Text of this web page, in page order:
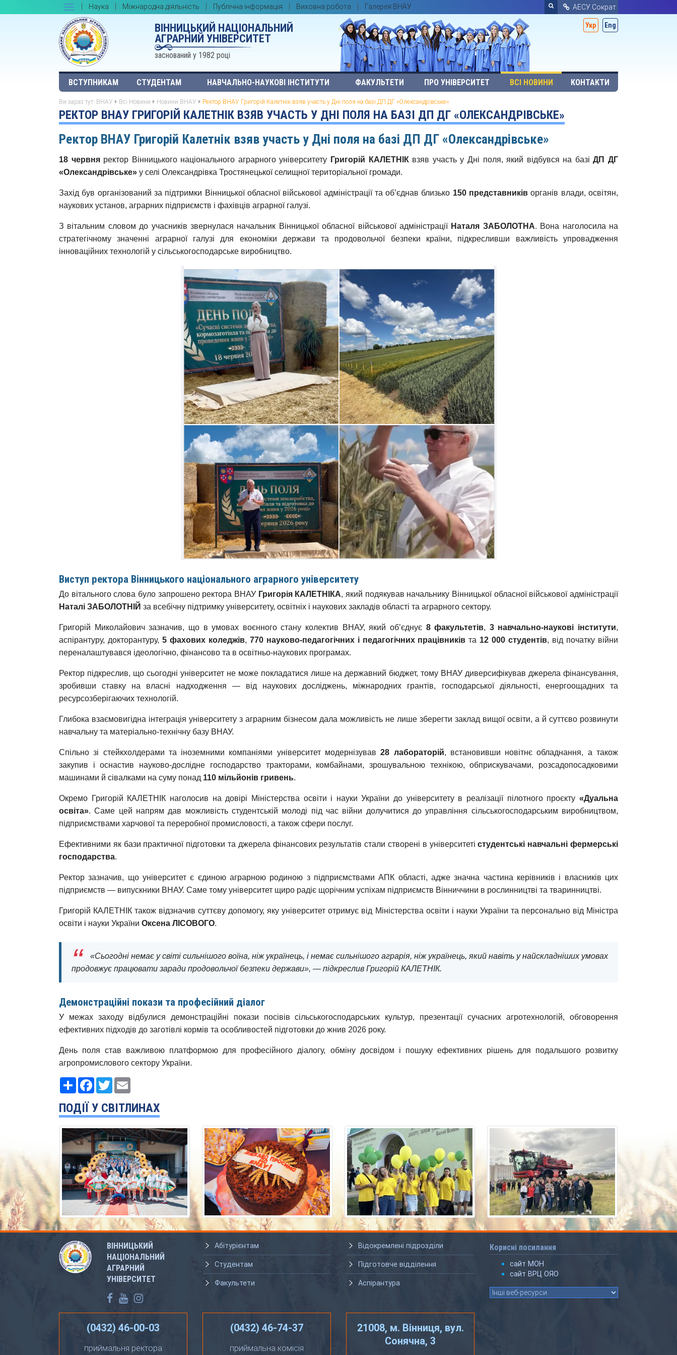
Наука Міжнародна діяльність Публічна інформація Виховна робота Галерея ВНАУ АЕСУ Сократ
ВІННИЦЬКИЙ НАЦІОНАЛЬНИЙ
АГРАРНИЙ УНІВЕРСИТЕТ
заснований у 1982 році
Укр Eng
ВСТУПНИКАМ СТУДЕНТАМ НАВЧАЛЬНО-НАУКОВІ ІНСТИТУТИ ФАКУЛЬТЕТИ ПРО УНІВЕРСИТЕТ ВСІ НОВИНИ КОНТАКТИ
Ви зараз тут: ВНАУ Всі Новини Новини ВНАУ Ректор ВНАУ Григорій Калетнік взяв участь у Дні поля на базі ДП ДГ «Олександрівське»
РЕКТОР ВНАУ ГРИГОРІЙ КАЛЕТНІК ВЗЯВ УЧАСТЬ У ДНІ ПОЛЯ НА БАЗІ ДП ДГ «ОЛЕКСАНДРІВСЬКЕ»
Ректор ВНАУ Григорій Калетнік взяв участь у Дні поля на базі ДП ДГ «Олександрівське»
18 червняректор Вінницького національного аграрного університету Григорій КАЛЕТНІКвзяв участь у Дні поля, який відбувся на базіДП ДГ
«Олександрівське» у селі Олександрівка Тростянецької селищної територіальної громади.
Захід був організований за підтримки Вінницької обласної військової адміністрації та об’єднав близько 150 представників органів влади, освітян,
наукових установ, аграрних підприємств і фахівців аграрної галузі.
З вітальним словом до учасників звернулася начальник Вінницької обласної військової адміністрації Наталя ЗАБОЛОТНА. Вона наголосила на
стратегічному значенні аграрної галузі для економіки держави та продовольчої безпеки країни, підкресливши важливість упровадження
інноваційних технологій у сільськогосподарське виробництво.
Виступ ректора Вінницького національного аграрного університету
До вітального слова було запрошено ректора ВНАУ Григорія КАЛЕТНІКА, який подякував начальнику Вінницької обласної військової адміністрації
Наталі ЗАБОЛОТНІЙ за всебічну підтримку університету, освітніх і наукових закладів області та аграрного сектору.
Григорій Миколайович зазначив, що в умовах воєнного стану колектив ВНАУ, який об’єднує 8 факультетів, 3 навчально-наукові інститути,
аспірантуру, докторантуру, 5 фахових коледжів, 770 науково-педагогічних і педагогічних працівників та 12 000 студентів, від початку війни
переналаштувався ідеологічно, фінансово та в освітньо-наукових програмах.
Ректор підкреслив, що сьогодні університет не може покладатися лише на державний бюджет, тому ВНАУ диверсифікував джерела фінансування,
зробивши ставку на власні надходження — від наукових досліджень, міжнародних грантів, господарської діяльності, енергоощадних та
ресурсозберігаючих технологій.
Глибока взаємовигідна інтеграція університету з аграрним бізнесом дала можливість не лише зберегти заклад вищої освіти, а й суттєво розвинути
навчальну та матеріально-технічну базу ВНАУ.
Спільно зі стейкхолдерами та іноземними компаніями університет модернізував28 лабораторій, встановивши новітнє обладнання, а також
закупив і оснастив науково-дослідне господарство тракторами, комбайнами, зрошувальною технікою, обприскувачами, розсадопосадковими
машинами й сівалками на суму понад 110 мільйонів гривень.
Окремо Григорій КАЛЕТНІК наголосив на довірі Міністерства освіти і науки України до університету в реалізації пілотного проєкту «Дуальна
освіта». Саме цей напрям дав можливість студентській молоді під час війни долучитися до управління сільськогосподарським виробництвом,
підприємствами харчової та переробної промисловості, а також сфери послуг.
Ефективними як бази практичної підготовки та джерела фінансових результатів стали створені в університетістудентські навчальні фермерські
господарства.
Ректор зазначив, що університет є єдиною аграрною родиною з підприємствами АПК області, адже значна частина керівників і власників цих
підприємств — випускники ВНАУ. Саме тому університет щиро радіє щорічним успіхам підприємств Вінниччини в рослинництві та тваринництві.
Григорій КАЛЕТНІК також відзначив суттєву допомогу, яку університет отримує від Міністерства освіти і науки України та персонально від Міністра
освіти і науки України Оксена ЛІСОВОГО.
«Сьогодні немає у світі сильнішого воїна, ніж українець, і немає сильнішого аграрія, ніж українець, який навіть у найскладніших умовах
продовжує працювати заради продовольчої безпеки держави», — підкреслив Григорій КАЛЕТНІК.
Демонстраційні покази та професійний діалог
У межах заходу відбулися демонстраційні покази посівів сільськогосподарських культур, презентації сучасних агротехнологій, обговорення
ефективних підходів до заготівлі кормів та особливостей підготовки до жнив 2026 року.
День поля став важливою платформою для професійного діалогу, обміну досвідом і пошуку ефективних рішень для подальшого розвитку
агропромислового сектору України.
РесурсFacebook
Twitter
ПОДІЇ У СВІТЛИНАХ
ВІННИЦЬКИЙ
НАЦІОНАЛЬНИЙ
АГРАРНИЙ
УНІВЕРСИТЕТ
Абітурієнтам
Студентам
Факультети
Відокремлені підрозділи
Підготовче відділення
Аспірантура
Корисні посилання
сайт МОН
сайт ВРЦ ОЯО
(0432) 46-00-03
приймальня ректора
(0432) 46-74-37
приймальна комісія
21008, м. Вінниця, вул.
Сонячна, 3